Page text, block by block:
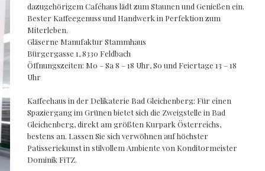
dazugehörigem Caféhaus lädt zum Staunen und Genießen ein.
Bester Kaffeegenuss und Handwerk in Perfektion zum
Miterleben.
Gläserne Manufaktur Stammhaus
Bürgergasse 1, 8330 Feldbach
Öffnungszeiten: Mo – Sa 8 – 18 Uhr, So und Feiertage 13 – 18
Uhr
Kaffeehaus in der Delikaterie Bad Gleichenberg: Für einen
Spaziergang im Grünen bietet sich die Zweigstelle in Bad
Gleichenberg, direkt am größten Kurpark Österreichs,
bestens an. Lassen Sie sich verwöhnen auf höchster
Patisseriekunst in stilvollem Ambiente von Konditormeister
Dominik FiTZ.